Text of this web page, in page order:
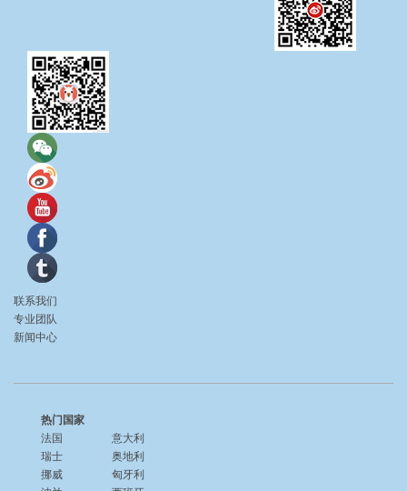
联系我们
专业团队
新闻中心
热门国家
法国
瑞士
挪威
意大利
奥地利
匈牙利